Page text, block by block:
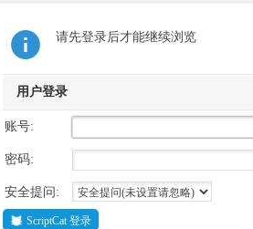
请先登录后才能继续浏览
用户登录
账号:
密码:
安全提问:
ScriptCat 登录